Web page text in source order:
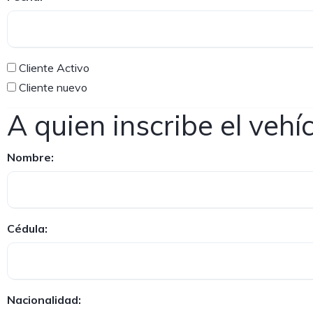
Cliente Activo
Cliente nuevo
A quien inscribe el
Nombre:
Cédula:
Nacionalidad: